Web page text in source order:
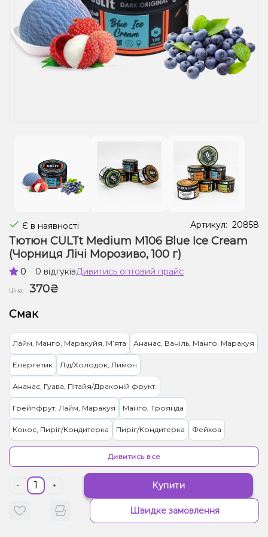
Рідини для електронних сигарет
Подарункові набори
Є в наявності Артикул: 20858
Тютюн CULTt Medium M106 Blue Ice Cream
(Чорниця Лічі Морозиво, 100 г)
0 0 відгуківДивитись оптовий прайс
Ціна:
370₴
Смак
Лайм, Манго, Маракуйя, Мʼята Ананас, Ваніль, Манго, Маракуя
Енергетик Лід/Холодок, Лимон
Ананас, Гуава, Пітайя/Драконій фрукт.
Грейпфрут, Лайм, Маракуя Манго, Троянда
Кокос, Пиріг/Кондитерка Пиріг/Кондитерка Фейхоа
Ваніль, Вишня/Черешня, Кола
Вишня/Черешня, Чорниця/Лохина
Малина, Персик, Лід/Холодок
Дивитись все
- + Купити
Швидке замовлення